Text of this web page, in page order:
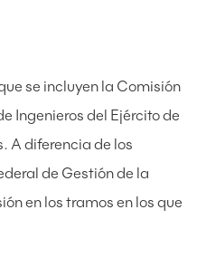
se incluyen la Comisión
Ingenieros del Ejército de
A diferencia de los
de Gestión de la
en los tramos en los que